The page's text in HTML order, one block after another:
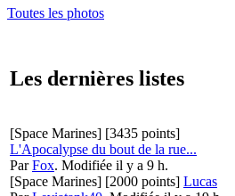
Toutes les photos
Les dernières listes
[Space Marines] [3435 points]
L'Apocalypse du bout de la rue...
ParFox. Modifiée il y a 9 h.
[Space Marines] [2000 points] Lucas